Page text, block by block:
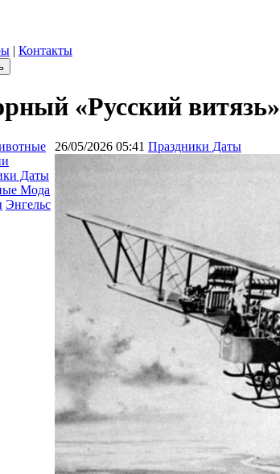
| Контакты
«Русский витязь»
Даты
Мода
Энгельс
26/05/2026 05:41 Праздники Даты